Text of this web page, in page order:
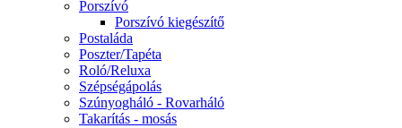
Porszívó
Porszívó kiegészítő
Postaláda
Poszter/Tapéta
Roló/Reluxa
Szépségápolás
Szúnyogháló - Rovarháló
Takarítás - mosás